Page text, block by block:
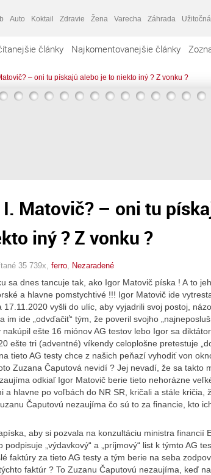
Auto Koktail Zdravie Žena Varecha Záhrada Užitočná
články Najkomentovanejšie články
– oni tu pískajú alebo je to niekto iný ? Z vonku ?
I. Matovič? – oni tu
iný ? Z vonku ?
35 739x, ferro Nezaradené
sa dnes tancuje tak, ako Igor Matovič píska ! A to
a hlavne pomstychtivé !!! Igor Matovič ide
vyšli do ulíc, aby vyjadrili svoj postoj,
im ide „odvďačiť“ tým, že poveril svojho
ešte 16 miónov AG testov lebo Igor sa
ešte tri (adventné) víkendy celoplošne pretestuje
tieto AG testy chce z našich peňazí vyhodiť von
Zuzana Čaputová nevidí ? Jej nevadí, že sa takto
odkiaľ Igor Matovič berie tieto nehorázne
a hlavne po voľbách do NR SR, kričali a stále kričia,
Čaputovú nezaujíma čo sú to za financie, kto
aby si pozvala na konzultáciu ministra financií
„výdavkový“ a „príjmový“ list k týmto AG
faktúry za tieto AG testy a tým berie na seba
faktúr ? To Zuzanu Čaputovú nezaujíma, keď